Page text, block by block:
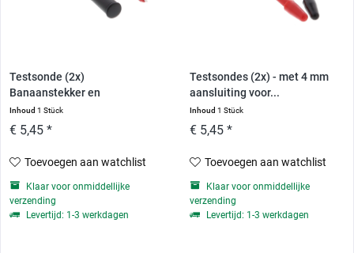
Testsonde (2x)
Banaanstekker en
testsonde...
Inhoud1 Stück
€ 5,45 *
Toevoegen aan watchlist
Klaar voor onmiddellijke
verzending
Levertijd: 1-3 werkdagen
Testsondes (2x) - met 4 mm
aansluiting voor...
Inhoud 1 Stück
€ 5,45 *
Toevoegen aan watchlist
Klaar voor onmiddellijke
verzending
Levertijd: 1-3 werkdagen